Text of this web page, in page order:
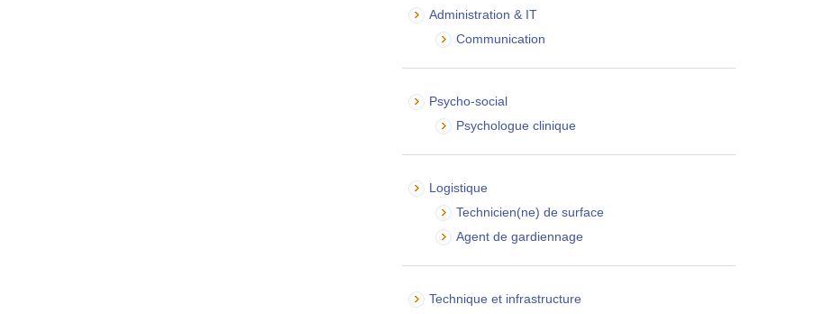
Administration & IT
Communication
Psycho-social
Psychologue clinique
Logistique
Technicien(ne) de surface
Agent de gardiennage
Technique et infrastructure